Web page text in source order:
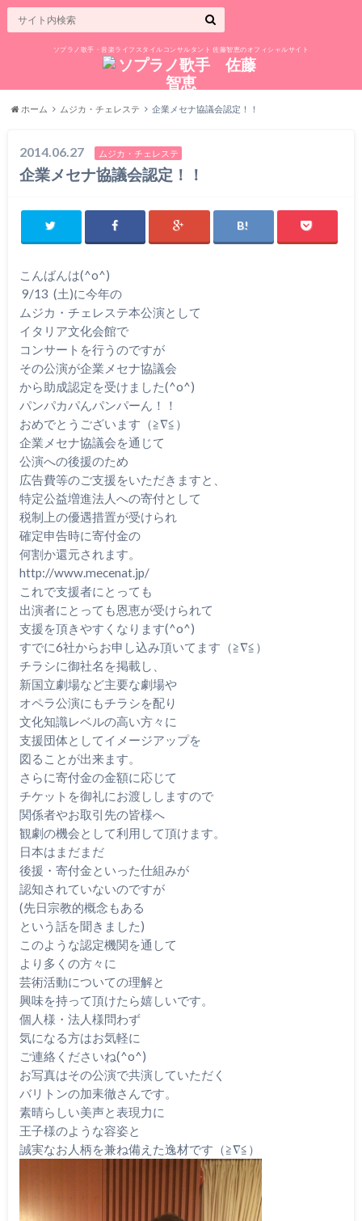
ソプラノ歌手・音楽ライフスタイルコンサルタント 佐藤智恵のオフィシャルサイト
ホーム ムジカ・チェレステ 企業メセナ協議会認定！！
2014.06.27 ムジカ・チェレステ
企業メセナ協議会認定！！
こんばんは(^o^)
9/13 (土)に今年の
ムジカ・チェレステ本公演として
イタリア文化会館で
コンサートを行うのですが
その公演が企業メセナ協議会
から助成認定を受けました(^o^)
パンパカパんパンパーん！！
おめでとうございます（≧∇≦）
企業メセナ協議会を通じて
公演への後援のため
広告費等のご支援をいただきますと、
特定公益増進法人への寄付として
税制上の優遇措置が受けられ
確定申告時に寄付金の
何割か還元されます。
http://www.mecenat.jp/
これで支援者にとっても
出演者にとっても恩恵が受けられて
支援を頂きやすくなります(^o^)
すでに6社からお申し込み頂いてます（≧∇≦）
チラシに御社名を掲載し、
新国立劇場など主要な劇場や
オペラ公演にもチラシを配り
文化知識レベルの高い方々に
支援団体としてイメージアップを
図ることが出来ます。
さらに寄付金の金額に応じて
チケットを御礼にお渡ししますので
関係者やお取引先の皆様へ
観劇の機会として利用して頂けます。
日本はまだまだ
後援・寄付金といった仕組みが
認知されていないのですが
(先日宗教的概念もある
という話を聞きました)
このような認定機関を通して
より多くの方々に
芸術活動についての理解と
興味を持って頂けたら嬉しいです。
個人様・法人様問わず
気になる方はお気軽に
ご連絡くださいね(^o^)
お写真はその公演で共演していただく
バリトンの加耒徹さんです。
素晴らしい美声と表現力に
王子様のような容姿と
誠実なお人柄を兼ね備えた逸材です（≧∇≦）